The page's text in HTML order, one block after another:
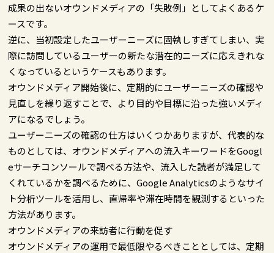
成果の出ないオウンドメディアの「失敗例」としてよくあるケ
ースです。
逆に、当初設定したユーザーニーズに固執しすぎてしまい、実
際に訪問しているユーザーの新たな潜在的ニーズに応えきれな
くなっているというケースもあります。
オウンドメディア開始後に、定期的にユーザーニーズの確認や
見直しを繰り返すことで、より目的や目標に沿った強いメディ
アになるでしょう。
ユーザーニーズの確認の仕方はいくつかありますが、代表的な
ものとしては、オウンドメディアへの流入キーワードをGoogl
eサーチコンソールで調べる方法や、流入した読者が満足して
くれているかを調べるために、Google Analyticsのようなサイ
ト分析ツールを活用し、直帰率や滞在時間を観測するといった
方法があります。
オウンドメディアの来訪者に行動を促す
オウンドメディアの運用で最低限やるべきこととしては、定期